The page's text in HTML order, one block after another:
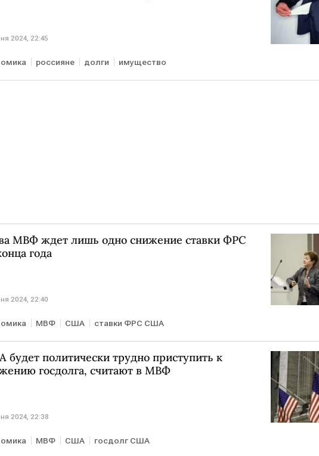
2024, 22:45
россияне долги имущество
МВФ ждет лишь одно снижение ставки ФРС
года
2024, 22:40
МВФ США ставки ФРС США
политически трудно приступить к
госдолга, считают в МВФ
2024, 22:38
МВФ США госдолг США